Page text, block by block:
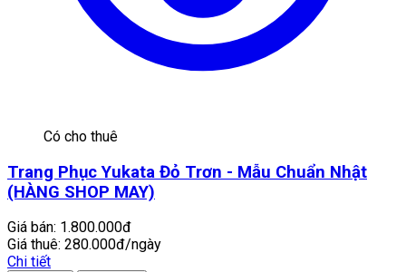
Có cho thuê
Trang Phục Yukata Đỏ Trơn - Mẫu Chuẩn Nhật
(HÀNG SHOP MAY)
Giá bán: 1.800.000đ
Giá thuê: 280.000đ/ngày
Chi tiết